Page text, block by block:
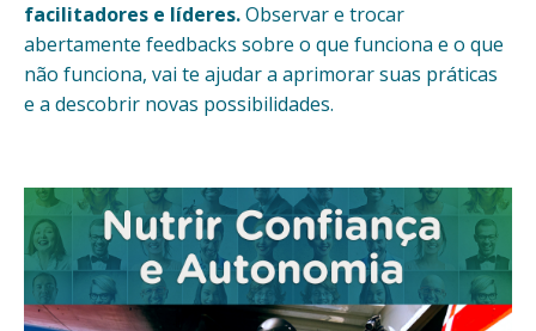
facilitadores e líderes.Observar e trocar
abertamente feedbacks sobre o que funciona e o que
não funciona, vai te ajudar a aprimorar suas práticas
e a descobrir novas possibilidades.